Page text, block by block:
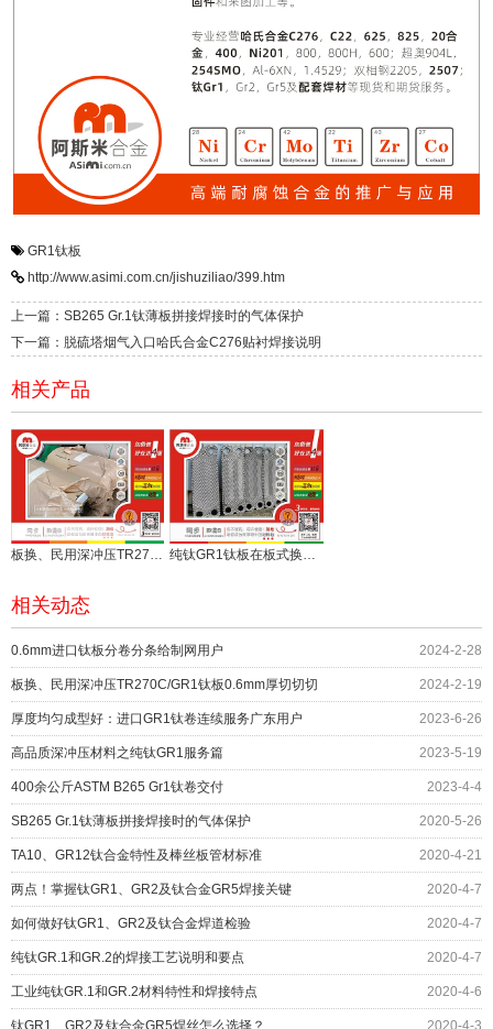
GR1钛板
http://www.asimi.com.cn/jishuziliao/399.htm
上一篇：SB265 Gr.1钛薄板拼接焊接时的气体保护
下一篇：脱硫塔烟气入口哈氏合金C276贴衬焊接说明
相关产品
板换、民用深冲压TR270C/GR1钛板0.6mm厚切切切 纯钛GR1钛板在板式换热器板片压制的注意事项
相关动态
0.6mm进口钛板分卷分条给制网用户 2024-2-28
板换、民用深冲压TR270C/GR1钛板0.6mm厚切切切 2024-2-19
厚度均匀成型好：进口GR1钛卷连续服务广东用户 2023-6-26
高品质深冲压材料之纯钛GR1服务篇 2023-5-19
400余公斤ASTM B265 Gr1钛卷交付 2023-4-4
SB265 Gr.1钛薄板拼接焊接时的气体保护 2020-5-26
TA10、GR12钛合金特性及棒丝板管材标准 2020-4-21
两点！掌握钛GR1、GR2及钛合金GR5焊接关键 2020-4-7
如何做好钛GR1、GR2及钛合金焊道检验 2020-4-7
纯钛GR.1和GR.2的焊接工艺说明和要点 2020-4-7
工业纯钛GR.1和GR.2材料特性和焊接特点 2020-4-6